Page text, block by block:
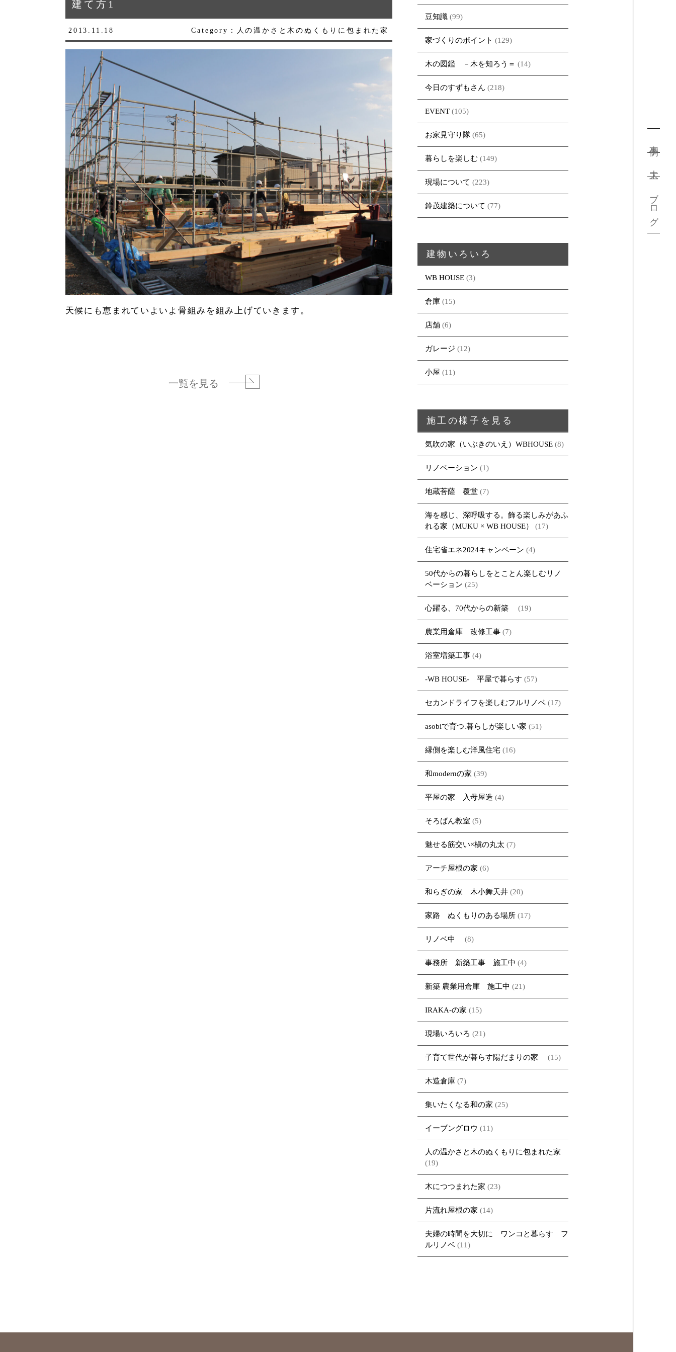
ブログ
建て方1
2013.11.18 Category：人の温かさと木のぬくもりに包まれた家
天候にも恵まれていよいよ骨組みを組み上げていきます。
一覧を見る
豆知識(99)
家づくりのポイント (129)
木の図鑑 －木を知ろう＝ (14)
今日のすずもさん (218)
EVENT(105)
お家見守り隊(65)
暮らしを楽しむ (149)
現場について (223)
鈴茂建築について (77)
建物いろいろ
WB HOUSE(3)
倉庫(15)
店舗(6)
ガレージ (12)
小屋 (11)
施工の様子を見る
気吹の家（いぶきのいえ）WBHOUSE(8)
リノベーション (1)
地蔵菩薩 覆堂(7)
海を感じ、深呼吸する。飾る楽しみがあふ
れる家（MUKU × WB HOUSE）
(17)
住宅省エネ2024キャンペーン (4)
50代からの暮らしをとことん楽しむリノ
ベーション (25)
心躍る、70代からの新築 (19)
農業用倉庫 改修工事(7)
浴室増築工事(4)
-WB HOUSE- 平屋で暮らす (57)
セカンドライフを楽しむフルリノベ(17)
asobiで育つ.暮らしが楽しい家 (51)
縁側を楽しむ洋風住宅(16)
和modernの家 (39)
平屋の家 入母屋造 (4)
そろばん教室 (5)
魅せる筋交い×槇の丸太 (7)
アーチ屋根の家 (6)
和らぎの家 木小舞天井(20)
家路 ぬくもりのある場所(17)
リノベ中 (8)
事務所 新築工事 施工中 (4)
新築 農業用倉庫 施工中 (21)
IRAKA-の家 (15)
現場いろいろ (21)
子育て世代が暮らす陽だまりの家 (15)
木造倉庫(7)
集いたくなる和の家 (25)
イーブングロウ (11)
人の温かさと木のぬくもりに包まれた家
(19)
木につつまれた家 (23)
片流れ屋根の家 (14)
夫婦の時間を大切に ワンコと暮らす フ
ルリノベ(11)